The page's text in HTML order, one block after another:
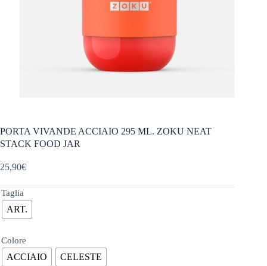
PORTA VIVANDE ACCIAIO 295 ML. ZOKU NEAT
STACK FOOD JAR
25,90€
Taglia
ART.
Colore
ACCIAIO CELESTE